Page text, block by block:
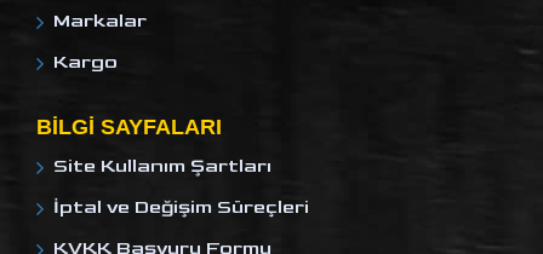
Markalar
Kargo
BILGI SAYFALARI
Site Kullanım Şartları
İptal ve Değişim Süreçleri
KVKK Başvuru Formu